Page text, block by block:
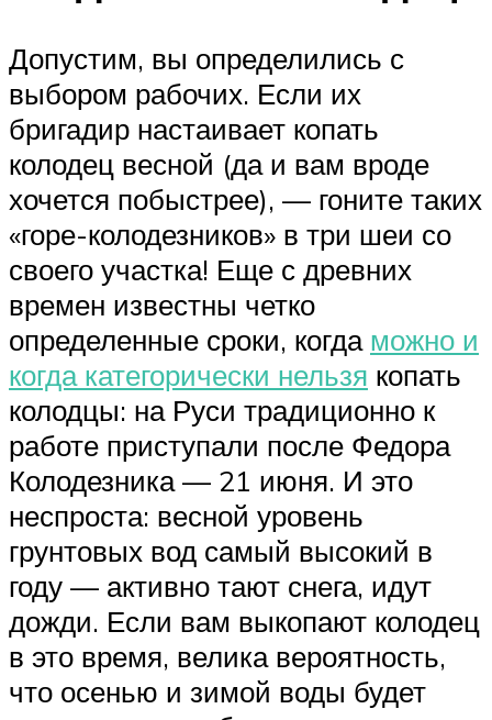
Допустим, вы определились с
выбором рабочих. Если их
бригадир настаивает копать
колодец весной (да и вам вроде
хочется побыстрее), — гоните таких
«горе-колодезников» в три шеи со
своего участка! Еще с древних
времен известны четко
определенные сроки, когда можно и
когда категорически нельзя копать
колодцы: на Руси традиционно к
работе приступали после Федора
Колодезника — 21 июня. И это
неспроста: весной уровень
грунтовых вод самый высокий в
году — активно тают снега, идут
дожди. Если вам выкопают колодец
в это время, велика вероятность,
что осенью и зимой воды будет